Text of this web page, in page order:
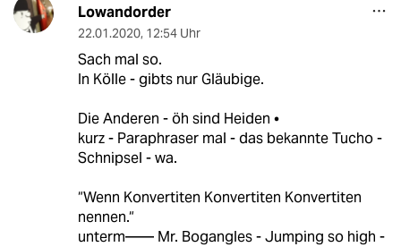
Lowandorder
22.01.2020, 12:54 Uhr
Sach mal so.
In Kölle - gibts nur Gläubige.
Die Anderen - öh sind Heiden •
kurz - Paraphraser mal - das bekannte Tucho -
Schnipsel - wa.
“Wenn Konvertiten Konvertiten Konvertiten
nennen.“
unterm—— Mr. Bogangles - Jumping so high -